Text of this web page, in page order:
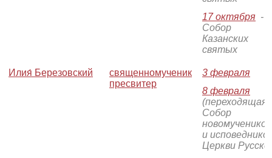
17 октября -
Собор
Казанских
святых
Илия́ Березовский
священномученик
пресвитер
3 февраля
8 февраля
(переходящая)
Собор
новомучеников
и
Церкви